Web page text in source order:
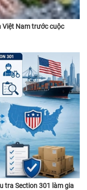
Việt Nam trước cuộc
tra Section 301 làm gia